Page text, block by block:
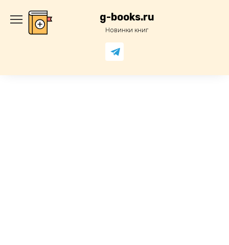
содержанию
g-books.ru
Новинки книг